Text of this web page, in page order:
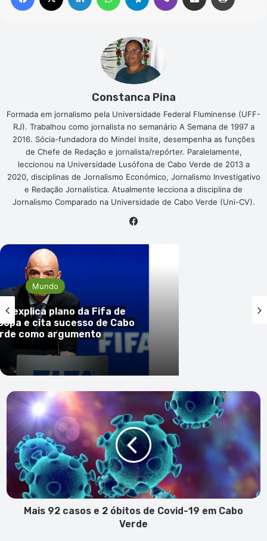
Constanca Pina
Formada em jornalismo pela Universidade Federal Fluminense (UFF-
RJ). Trabalhou como jornalista no semanário A Semana de 1997 a
2016. Sócia-fundadora do Mindel Insite, desempenha as funções
de Chefe de Redação e jornalista/repórter. Paralelamente,
leccionou na Universidade Lusófona de Cabo Verde de 2013 a
2020, disciplinas de Jornalismo Económico, Jornalismo Investigativo
e Redação Jornalística. Atualmente lecciona a disciplina de
Jornalismo Comparado na Universidade de Cabo Verde (Uni-CV).
Mundo
explica plano da Fifa de
e cita sucesso de Cabo
como argumento
Mais
92
casos
2
óbitos
de
Covid-
19
Mais 92 casos e 2 óbitos de Covid-19 em Cabo
Verde